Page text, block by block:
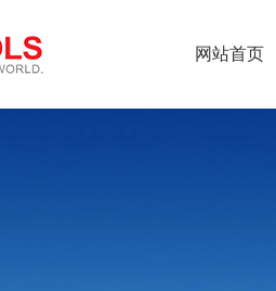
网站首页